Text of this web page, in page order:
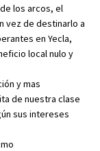
los arcos, el
vez de destinarlo a
en Yecla,
local nulo y
y mas
de nuestra clase
sus intereses